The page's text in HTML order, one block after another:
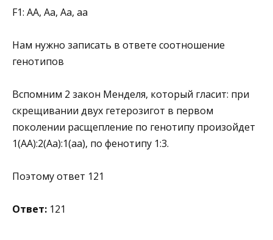
F1: АА, Аа, Аа, аа
Нам нужно записать в ответе соотношение
генотипов
Вспомним 2 закон Менделя, который гласит: при
скрещивании двух гетерозигот в первом
поколении расщепление по генотипу произойдет
1(АА):2(Аа):1(аа), по фенотипу 1:3.
Поэтому ответ 121
Ответ: 121